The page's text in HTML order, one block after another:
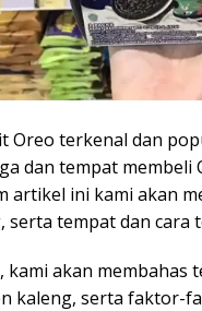
Oreo terkenal dan
dan tempat membeli
artikel ini kami akan
serta tempat dan cara
kami akan
kaleng, serta